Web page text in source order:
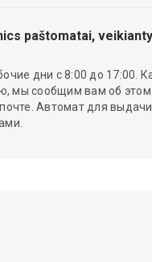
paštomatai,
дни с 8:00 до 17:00.
мы сообщим вам об этом
Автомат для